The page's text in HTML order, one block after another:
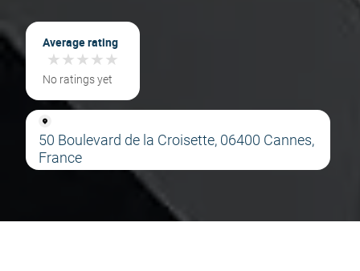
Average rating
★★★★★
★★★★★
No ratings yet
50 Boulevard de la Croisette, 06400 Cannes,
France